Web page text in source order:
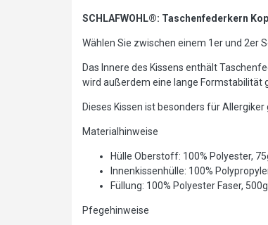
SCHLAFWOHL®: Taschenfederkern
Wählen Sie zwischen einem 1er und 2er
Das Innere des Kissens enthält
wird außerdem eine lange Formstabilität
Dieses Kissen ist besonders für Allergiker
Materialhinweise
Hülle Oberstoff: 100% Polyester,
Innenkissenhülle: 100%
Füllung: 100% Polyester Faser,
Pfegehinweise